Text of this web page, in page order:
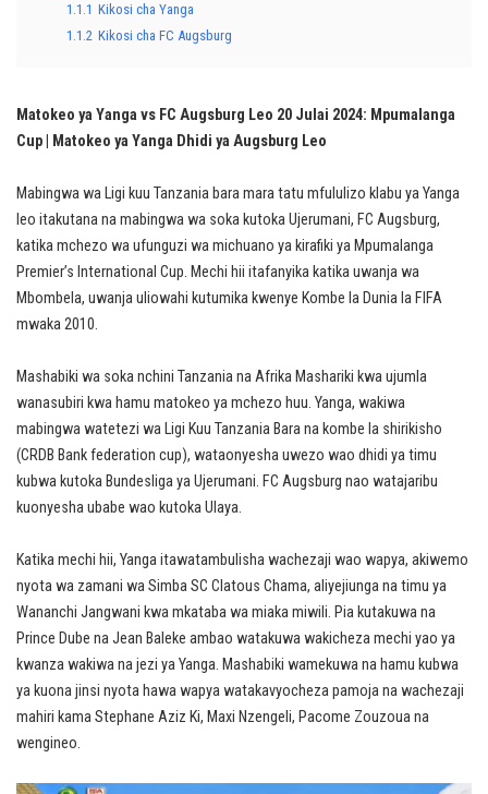
1.1.1 Kikosi cha Yanga
1.1.2 Kikosi cha FC Augsburg
Matokeo ya Yanga vs FC Augsburg Leo 20 Julai 2024: Mpumalanga
Cup | Matokeo ya Yanga Dhidi ya Augsburg Leo
Mabingwa wa Ligi kuu Tanzania bara mara tatu mfululizo klabu ya Yanga
leo itakutana na mabingwa wa soka kutoka Ujerumani, FC Augsburg,
katika mchezo wa ufunguzi wa michuano ya kirafiki ya Mpumalanga
Premier’s International Cup. Mechi hii itafanyika katika uwanja wa
Mbombela, uwanja uliowahi kutumika kwenye Kombe la Dunia la FIFA
mwaka 2010.
Mashabiki wa soka nchini Tanzania na Afrika Mashariki kwa ujumla
wanasubiri kwa hamu matokeo ya mchezo huu. Yanga, wakiwa
mabingwa watetezi wa Ligi Kuu Tanzania Bara na kombe la shirikisho
(CRDB Bank federation cup), wataonyesha uwezo wao dhidi ya timu
kubwa kutoka Bundesliga ya Ujerumani. FC Augsburg nao watajaribu
kuonyesha ubabe wao kutoka Ulaya.
Katika mechi hii, Yanga itawatambulisha wachezaji wao wapya, akiwemo
nyota wa zamani wa Simba SC Clatous Chama, aliyejiunga na timu ya
Wananchi Jangwani kwa mkataba wa miaka miwili. Pia kutakuwa na
Prince Dube na Jean Baleke ambao watakuwa wakicheza mechi yao ya
kwanza wakiwa na jezi ya Yanga. Mashabiki wamekuwa na hamu kubwa
ya kuona jinsi nyota hawa wapya watakavyocheza pamoja na wachezaji
mahiri kama Stephane Aziz Ki, Maxi Nzengeli, Pacome Zouzoua na
wengineo.